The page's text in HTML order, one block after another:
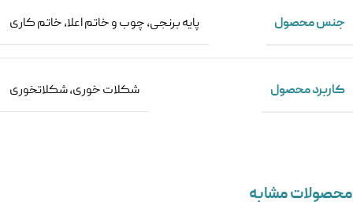
جنس محصول پایه برنجی,چوب و خاتم اعلا,خاتم کاری
کاربرد محصول شکلات خوری,شکلاتخوری
محصولات مشابه